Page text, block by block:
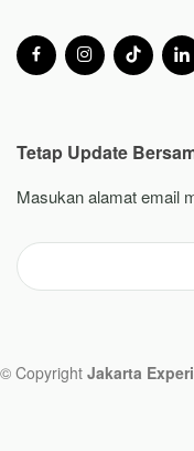
Tetap Update
Masukan alamat email
© Copyright Jakarta